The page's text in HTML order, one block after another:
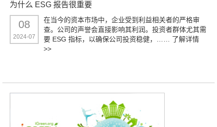
为什么 ESG 报告很重要
08
2024-07
在当今的资本市场中，企业受到利益相关者的严格审
查。公司的声誉会直接影响其利润。投资者群体尤其需
要 ESG 指标，以确保公司投资稳健，…… 了解详情
>>